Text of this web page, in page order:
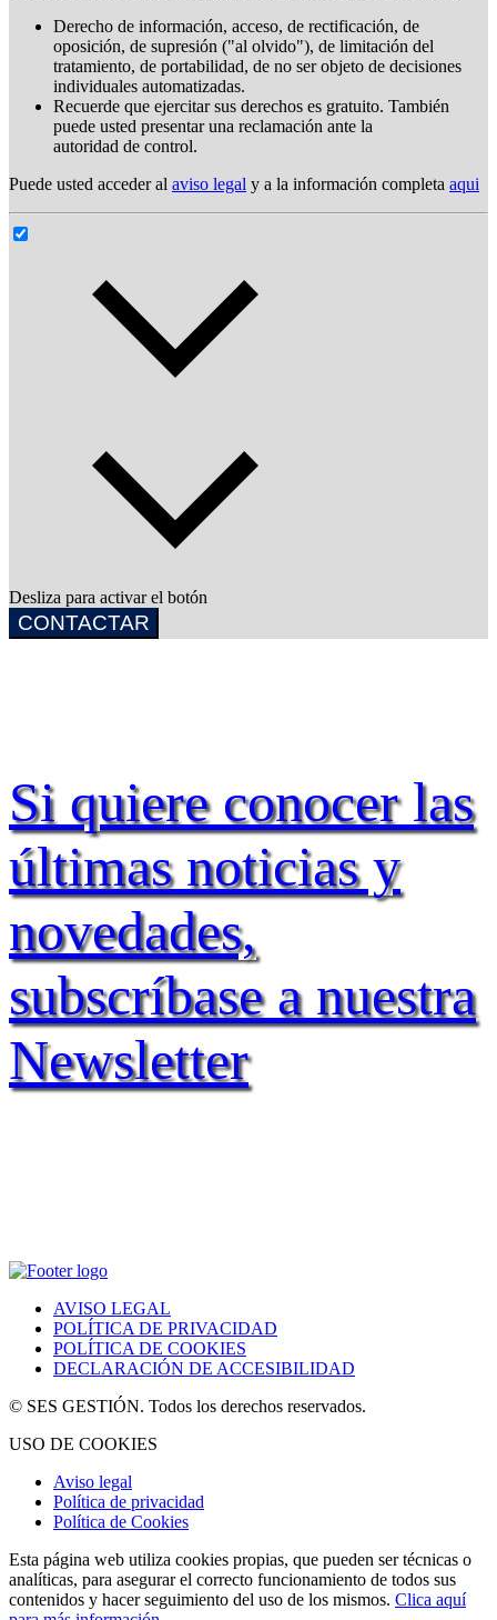
Derecho de información, acceso, de rectificación, de
oposición, de supresión ("al olvido"), de limitación del
tratamiento, de portabilidad, de no ser objeto de decisiones
individuales automatizadas.
Recuerde que ejercitar sus derechos es gratuito. También
puede usted presentar una reclamación ante la
autoridad de control.
Puede usted acceder al aviso legal y a la información completa aqui
Desliza para activar el botón
CONTACTAR
Si quiere conocer las
últimas noticias y
novedades,
subscríbase a nuestra
Newsletter
AVISO LEGAL
POLÍTICA DE PRIVACIDAD
POLÍTICA DE COOKIES
DECLARACIÓN DE ACCESIBILIDAD
© SES GESTIÓN. Todos los derechos reservados.
USO DE COOKIES
Aviso legal
Política de privacidad
Política de Cookies
Esta página web utiliza cookies propias, que pueden ser técnicas o
analíticas, para asegurar el correcto funcionamiento de todos sus
contenidos y hacer seguimiento del uso de los mismos. Clica aquí